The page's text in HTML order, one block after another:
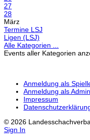
27
28
März
Termine LSJ
Ligen (LSJ)
Alle Kategorien ...
Events aller Kategorien
Anmeldung als
Anmeldung als
Impressum
© 2026
Sign In